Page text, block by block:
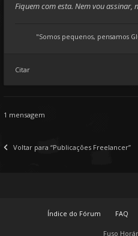
Fiquem com esta. Nem vou assinar,
"Somos pequenos, pensamos
Citar
1 mensagem
Voltar para “Publicações Freelancer”
Índice do Fórum FAQ
Fuso